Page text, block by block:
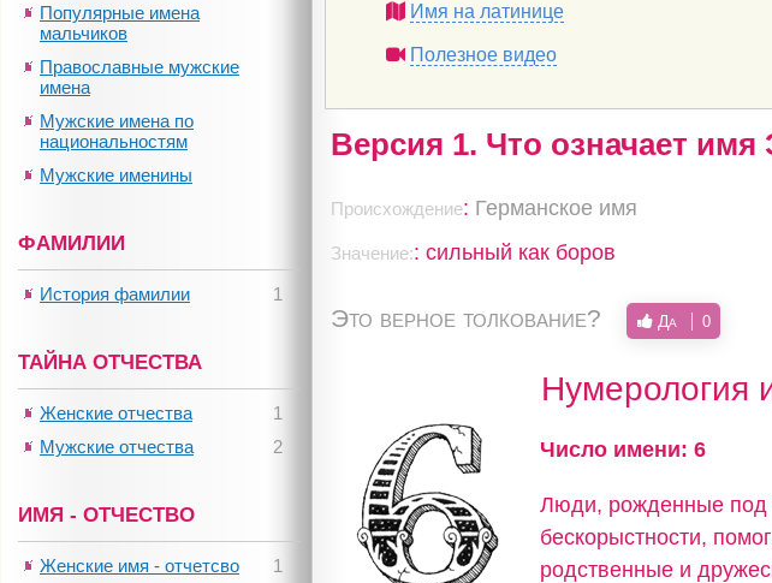
Имя на латинице
Полезное видео
Версия 1. Что означает имя
Происхождение: Германское имя
Значение:: сильный как боров
Это верное толкование? Да 0
Нумерология
Число имени: 6
Люди, рожденные под
бескорыстности,
родственные и
Популярные имена
мальчиков
Православные мужские
имена
Мужские имена по
национальностям
Мужские именины
ФАМИЛИИ
1
История фамилии
ТАЙНА ОТЧЕСТВА
1
Женские отчества
2
Мужские отчества
ИМЯ - ОТЧЕСТВО
1
Женские имя - отчетсво